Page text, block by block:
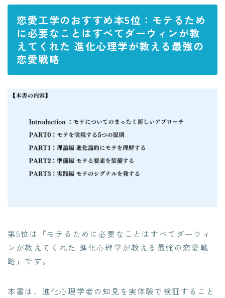
恋愛工学のおすすめ本5位：モテるため
に必要なことはすべてダーウィンが教
えてくれた 進化心理学が教える最強の
恋愛戦略
第5位は『モテるために必要なことはすべてダーウィ
ンが教えてくれた 進化心理学が教える最強の恋愛戦
略』です。
本書は、進化心理学者の知見を実体験で検証すること